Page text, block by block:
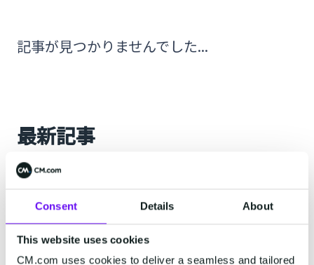
Consent Details About
This website uses cookies
CM.com uses cookies to deliver a seamless and tailored
記事が見つかりませんでした...
最新記事